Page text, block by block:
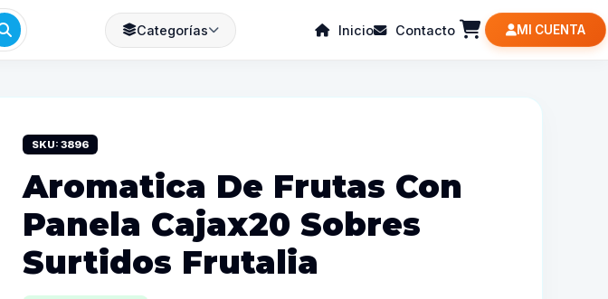
Categorías Inicio Contacto MI CUENTA
SKU: 3896
Aromatica De Frutas Con
Panela Cajax20 Sobres
Surtidos Frutalia